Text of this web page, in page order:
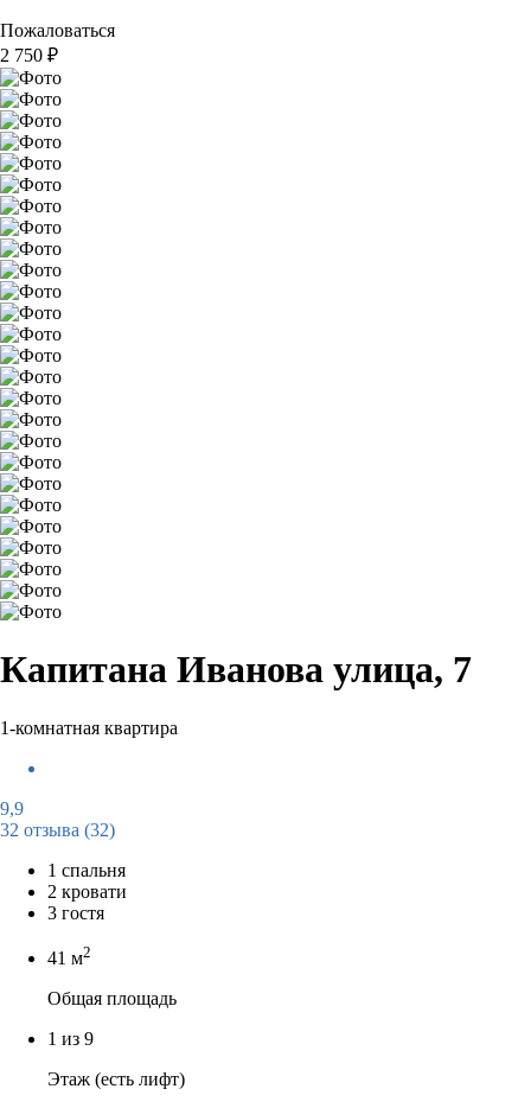
Пожаловаться
2 750 ₽
Капитана Иванова улица, 7
1-комнатная квартира
9,9
32 отзыва (32)
1 спальня
2 кровати
3 гостя
41 м2
Общая площадь
1 из 9
Этаж (есть лифт)